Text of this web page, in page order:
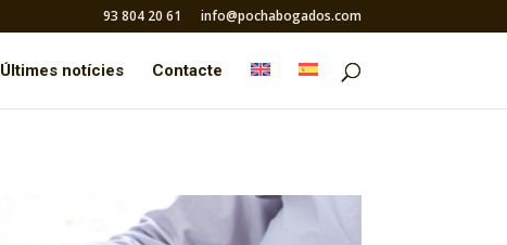
93 804 20 61 info@pochabogados.com
Últimes notícies Contacte